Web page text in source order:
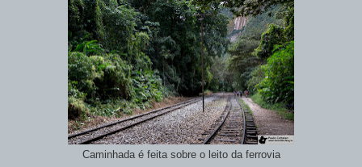
Caminhada é feita sobre o leito da ferrovia